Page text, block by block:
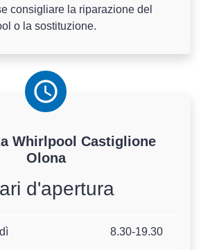
consigliare la riparazione del
o la sostituzione.
Whirlpool Castiglione
Olona
d'apertura
8.30-19.30